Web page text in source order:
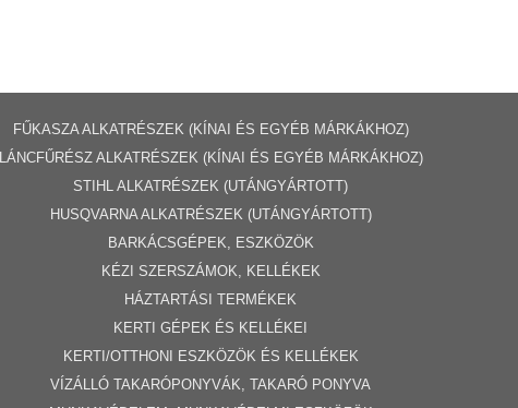
FŰKASZA ALKATRÉSZEK (KÍNAI ÉS EGYÉB MÁRKÁKHOZ)
LÁNCFŰRÉSZ ALKATRÉSZEK (KÍNAI ÉS EGYÉB MÁRKÁKHOZ)
STIHL ALKATRÉSZEK (UTÁNGYÁRTOTT)
HUSQVARNA ALKATRÉSZEK (UTÁNGYÁRTOTT)
BARKÁCSGÉP EK, ESZKÖZÖK
KÉZI SZERSZÁMOK, KELLÉKEK
HÁZTARTÁSI TERMÉKEK
KERTI GÉPE K ÉS KELLÉKEI
KERTI/OTTHONI ESZKÖZÖK ÉS KELLÉKEK
VÍZÁLLÓ TAKARÓPONYVÁK, TAKARÓ PONYVA